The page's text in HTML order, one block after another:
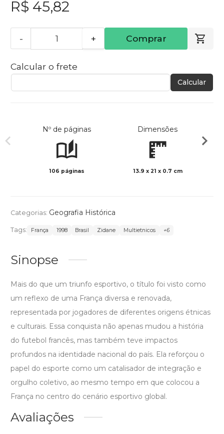
R$ 45,82
- + Comprar
Calcular o frete
Calcular
Nº de páginas
106 páginas
Dimensões
13.9 x 21 x 0.7 cm
Categorias: Geografia Histórica
Tags: França 1998 Brasil Zidane Multietnicos +6
Sinopse
Mais do que um triunfo esportivo, o título foi visto como
um reflexo de uma França diversa e renovada,
representada por jogadores de diferentes origens étnicas
e culturais. Essa conquista não apenas mudou a história
do futebol francês, mas também teve impactos
profundos na identidade nacional do país. Ela reforçou o
papel do esporte como um catalisador de integração e
orgulho coletivo, ao mesmo tempo em que colocou a
França no centro do cenário esportivo global.
Avaliações